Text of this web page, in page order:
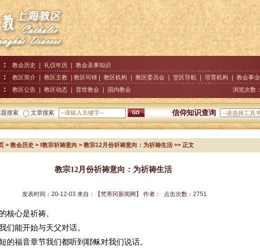
教会历史 礼仪年历 教会圣事知识
教区简介 教区主教 | 教区司铎 | 教区机构 教区委员会 堂区导航 培育机构 教会事业
教区公告 教区动态 普世教会 国内教会 浏览次数：
搜索 文章搜索 信仰知识查询
> 教会历史 > f教宗祈祷意向 > 教宗12月份祈祷意向：为祈祷生活>> 正文
教宗12月份祈祷意向：为祈祷生活
发表时间： 20-12-03 来自： 【梵蒂冈新闻网】 作者： 点击次数： 2751
核心是祈祷。
们能开始与天父对话。
的福音章节我们都听到耶稣对我们说话。